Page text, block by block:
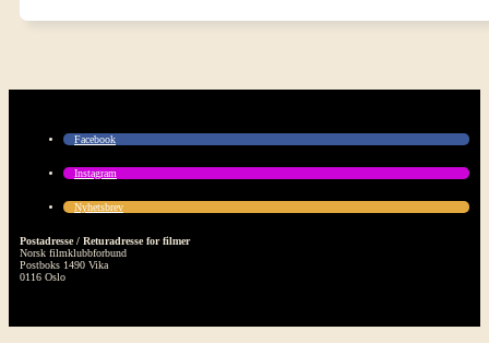
Facebook
Instagram
Nyhetsbrev
Postadresse / Returadresse for filmer
Norsk filmklubbforbund
Postboks 1490 Vika
0116 Oslo